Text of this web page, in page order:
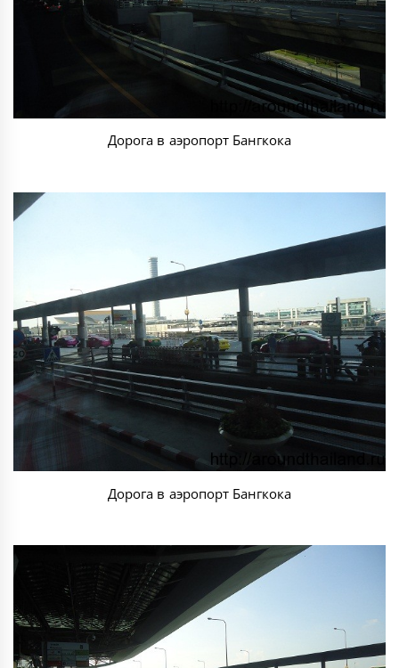
Дорога в аэропорт Бангкока
Дорога в аэропорт Бангкока